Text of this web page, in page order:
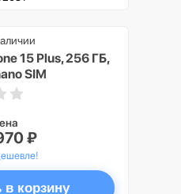
15 Plus, 256 ГБ,
SIM
₽
в корзину